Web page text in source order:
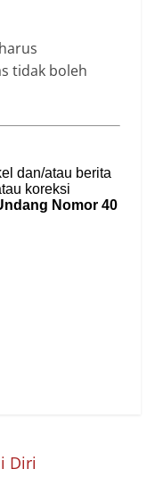
tidak boleh
Diri